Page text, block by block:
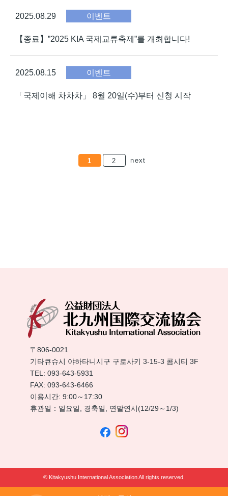
2025.08.29 이벤트
【종료】”2025 KIA 국제교류축제”를 개최합니다!
2025.08.15 이벤트
「국제이해 차차차」 8월 20일(수)부터 신청 시작
1 2 next
〒806-0021
기타큐슈시 야하타니시구 구로사키 3-15-3 콤시티 3F
TEL: 093-643-5931
FAX: 093-643-6466
이용시간: 9:00～17:30
휴관일：일요일, 경축일, 연말연시(12/29～1/3)
© Kitakyushu International Association All rights reserved.